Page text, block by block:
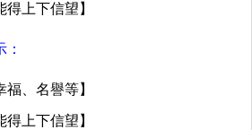
上下信望】
、名譽等】
上下信望】